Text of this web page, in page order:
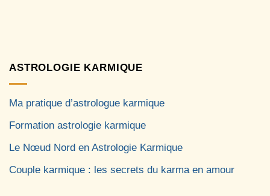
ASTROLOGIE KARMIQUE
Ma pratique d’astrologue karmique
Formation astrologie karmique
Le Nœud Nord en Astrologie Karmique
Couple karmique : les secrets du karma en amour